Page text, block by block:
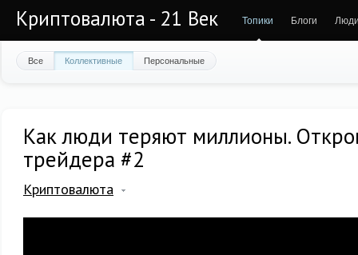
Криптовалюта - 21 Век Топики Блоги
Все Коллективные Персональные
Как люди теряют миллионы.
трейдера #2
Криптовалюта